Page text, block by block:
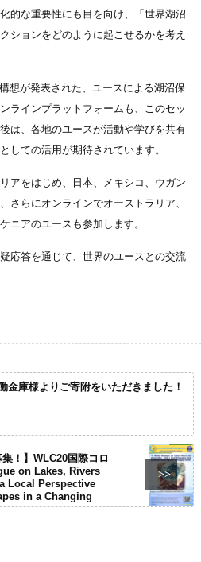
的な重要性にも目を向け、「世界湖沼
ションをどのように起こせるかを考え
想が発表された、ユースによる湖沼保
ラインプラットフォームも、このセッ
は、各地のユースが活動や学びを共有
しての活用が期待されています。
アをはじめ、日本、メキシコ、ウガン
さらにオンラインでオーストラリア、
ニアのユースも参加します。
応答を通じて、世界のユースとの交流
金庫様よりご寄附をいただきました！
>>
集！】WLC20国際コロ
on Lakes, Rivers
Local Perspective
in a Changing